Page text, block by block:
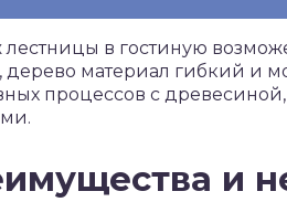
в гостиную
дерево материал гибкий и
процессов с
и